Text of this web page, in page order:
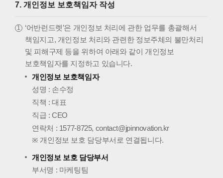
7. 개인정보 보호책임자 작성
‘어반런드렛’은 개인정보 처리에 관한 업무를 총괄해서
책임지고, 개인정보 처리와 관련한 정보주체의 불만처리
및 피해구제 등을 위하여 아래와 같이 개인정보
보호책임자를 지정하고 있습니다.
개인정보 보호책임자
성명 : 손수정
직책 : 대표
직급 : CEO
연락처 : 1577-8725, contact@jpinnovation.kr
※ 개인정보 보호 담당부서로 연결됩니다.
개인정보 보호 담당부서
부서명 : 마케팅팀